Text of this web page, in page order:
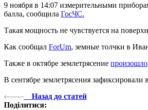
9 ноября в 14:07 измерительными
балла, сообщила ГосЧС.
Такая мощность не чувствуется на
Как сообщал ForUm, земные толчки в
Также в октябре землетрясение произошло
В сентябре землетрясения зафиксировали в
Назад до статей
Поділитися: